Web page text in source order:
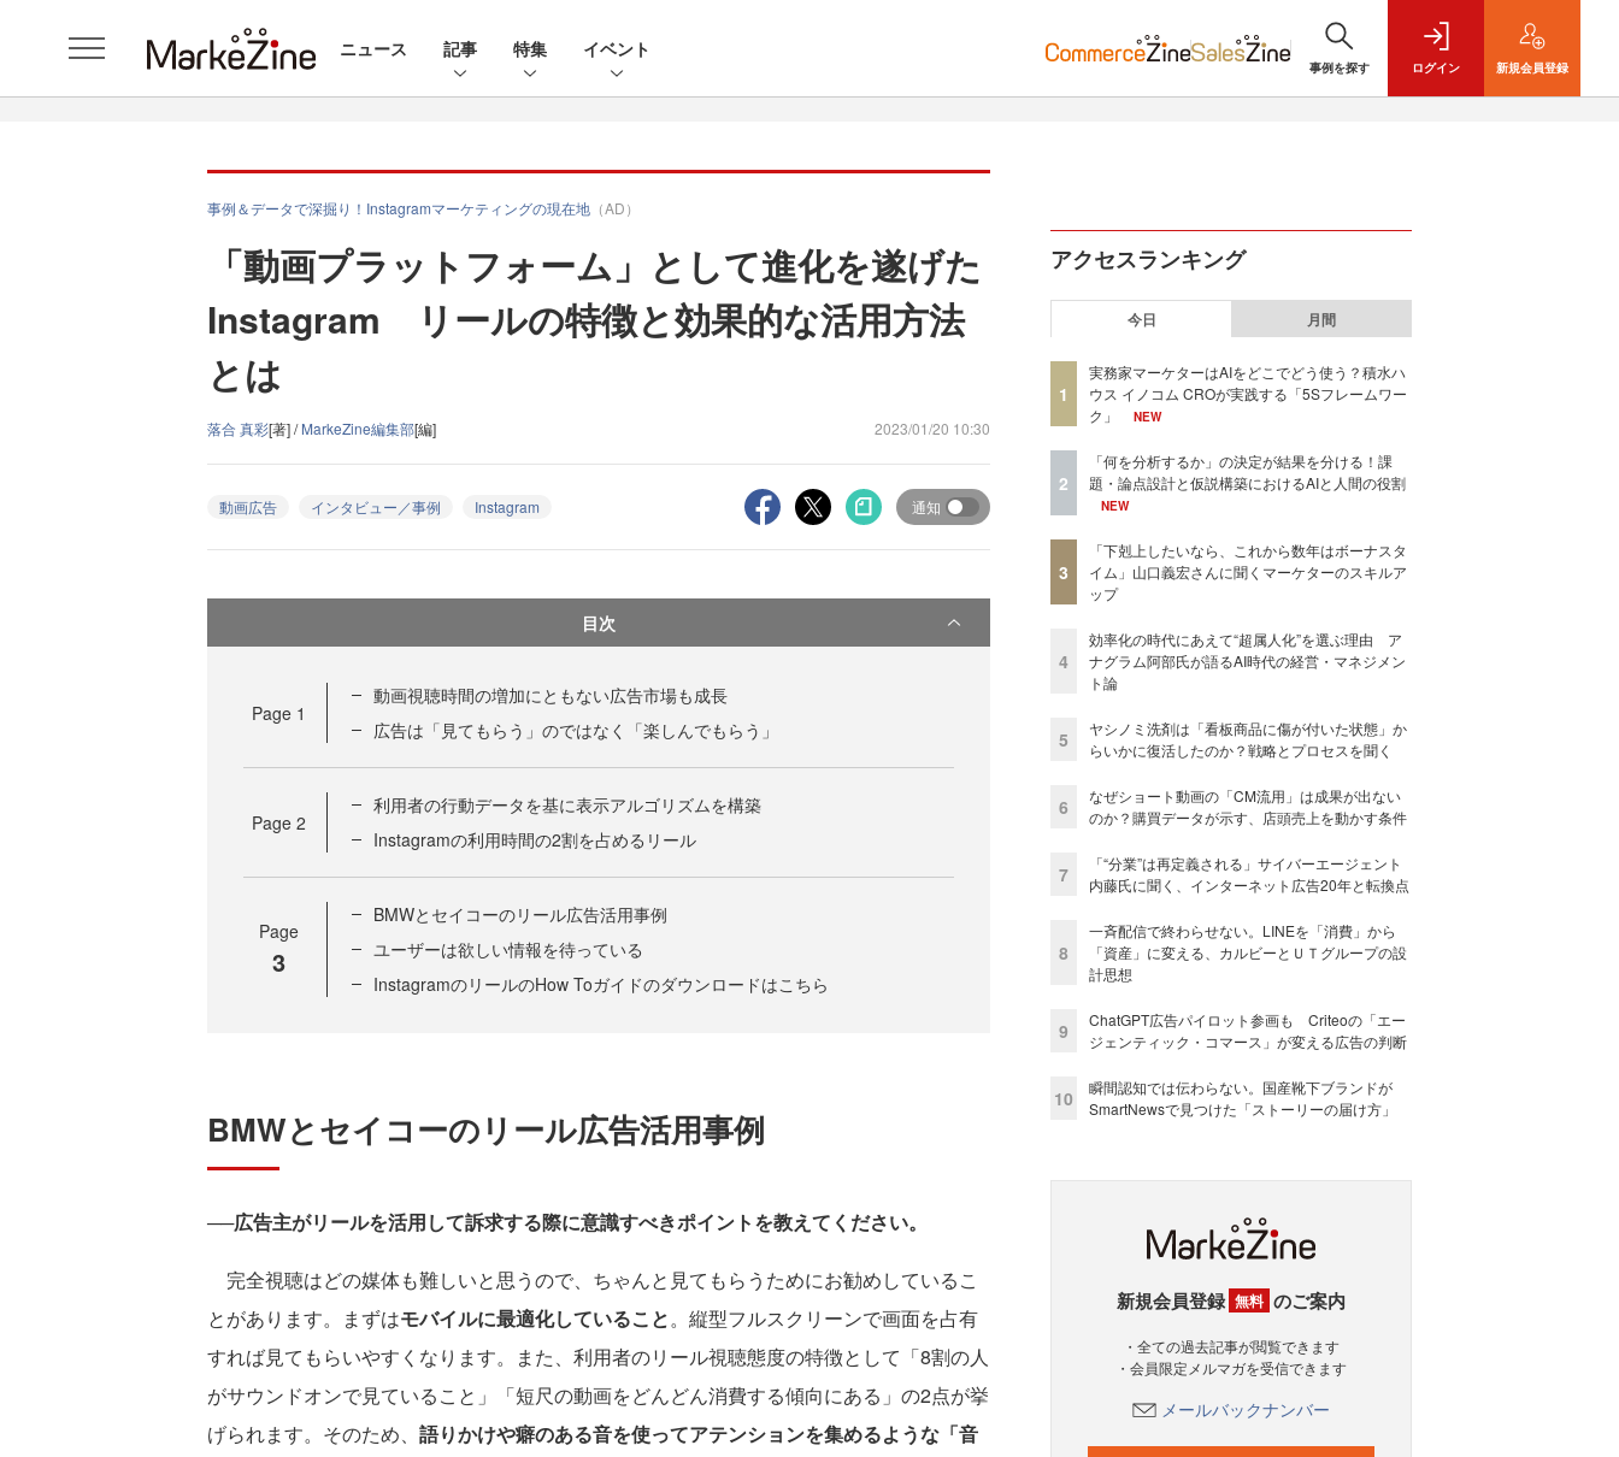
ニュース 記事 特集 イベント
事例を探す ログイン 新規会員登録
事例＆データで深掘り！Instagramマーケティングの現在地 （AD）
「動画プラットフォーム」として進化を遂げた
Instagram リールの特徴と効果的な活用方法
とは
落合 真彩[著] /MarkeZine編集部[編] 2023/01/20 10:30
動画広告 インタビュー／事例 Instagram 通知
目次
Page 1
動画視聴時間の増加にともない広告市場も成長
広告は「見てもらう」のではなく「楽しんでもらう」
Page 2
利用者の行動データを基に表示アルゴリズムを構築
Instagramの利用時間の2割を占めるリール
Page
3
BMWとセイコーのリール広告活用事例
ユーザーは欲しい情報を待っている
InstagramのリールのHow Toガイドのダウンロードはこちら
BMWとセイコーのリール広告活用事例
──広告主がリールを活用して訴求する際に意識すべきポイントを教えてください。
完全視聴はどの媒体も難しいと思うので、ちゃんと見てもらうためにお勧めしているこ
とがあります。まずはモバイルに最適化していること。縦型フルスクリーンで画面を占有
すれば見てもらいやすくなります。また、利用者のリール視聴態度の特徴として「8割の人
がサウンドオンで見ていること」「短尺の動画をどんどん消費する傾向にある」の2点が挙
げられます。そのため、 語りかけや癖のある音を使ってアテンションを集めるような「音
アクセスランキング
今日 月間
1
実務家マーケターはAIをどこでどう使う？積水ハ
ウス イノコム CROが実践する「5Sフレームワー
ク」
NEW
2
「何を分析するか」の決定が結果を分ける！課
題・論点設計と仮説構築におけるAIと人間の役割
NEW
3
「下剋上したいなら、これから数年はボーナスタ
イム」山口義宏さんに聞くマーケターのスキルア
ップ
4
効率化の時代にあえて“超属人化”を選ぶ理由 ア
ナグラム阿部氏が語るAI時代の経営・マネジメン
ト論
5
ヤシノミ洗剤は「看板商品に傷が付いた状態」か
らいかに復活したのか？戦略とプロセスを聞く
6
なぜショート動画の「CM流用」は成果が出ない
のか？購買データが示す、店頭売上を動かす条件
7
「“分業”は再定義される」サイバーエージェント
内藤氏に聞く、インターネット広告20年と転換点
8
一斉配信で終わらせない。LINEを「消費」から
「資産」に変える、カルビーとＵＴグループの設
計思想
9
ChatGPT広告パイロット参画も Criteoの「エー
ジェンティック・コマース」が変える広告の判断
10
瞬間認知では伝わらない。国産靴下ブランドが
SmartNewsで見つけた「ストーリーの届け方」
新規会員登録 無料 のご案内
・全ての過去記事が閲覧できます
・会員限定メルマガを受信できます
メールバックナンバー